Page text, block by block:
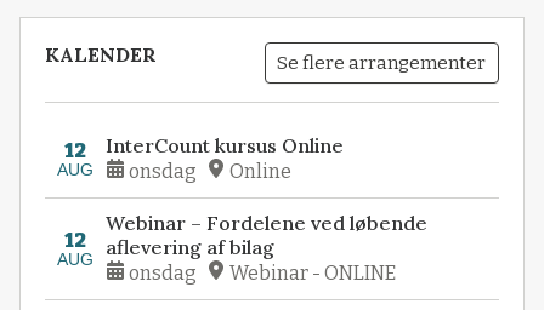
KALENDER Se flere arrangementer
12
AUG
InterCount kursus Online
onsdag Online
12
AUG
Webinar – Fordelene ved løbende
aflevering af bilag
onsdag Webinar - ONLINE